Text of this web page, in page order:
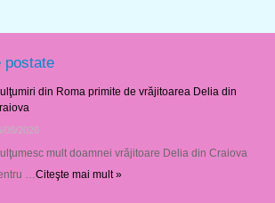
postate
din Roma primite de vrăjitoarea Delia din
08/2026
mult doamnei vrăjitoare Delia din Craiova
… Citeşte mai mult »